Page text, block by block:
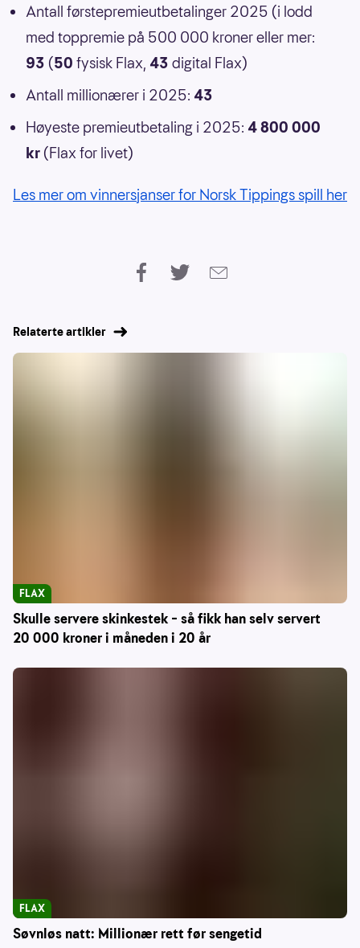
Antall førstepremieutbetalinger 2025 (i lodd
med toppremie på 500 000 kroner eller mer:
93 (50 fysisk Flax, 43 digital Flax)
Antall millionærer i 2025: 43
Høyeste premieutbetaling i 2025: 4 800 000
kr (Flax for livet)
Les mer om vinnersjanser for Norsk Tippings spill her
Relaterte artikler
Skulle servere skinkestek – så fikk han selv servert
20 000 kroner i måneden i 20 år
FLAX
Søvnløs natt: Millionær rett før sengetid
FLAX